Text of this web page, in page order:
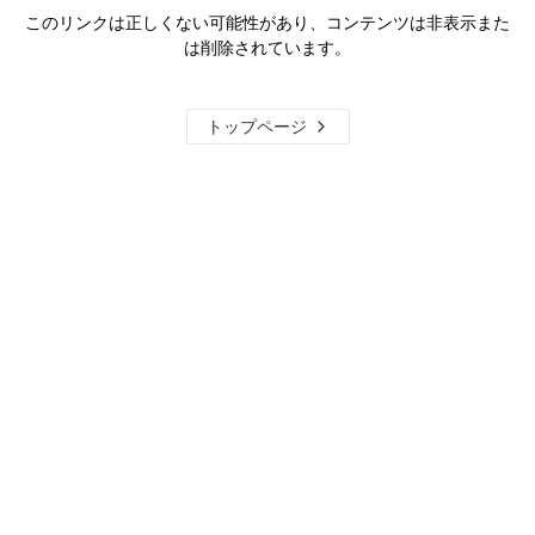
このリンクは正しくない可能性があり、コンテンツは非表示また
は削除されています。
トップページ